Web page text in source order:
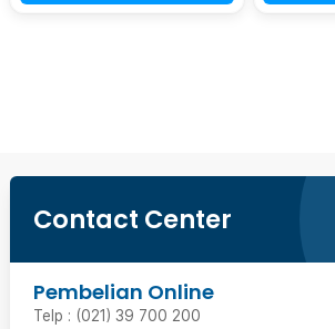
Contact Center
Pembelian Online
Telp : (021) 39 700 200